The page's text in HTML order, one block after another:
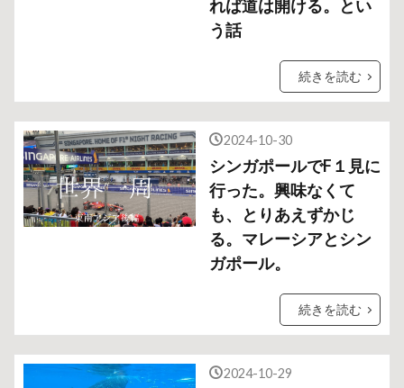
れば道は開ける。とい
う話
続きを読む
2024-10-30
シンガポールでF１見に
行った。興味なくて
も、とりあえずかじ
る。マレーシアとシン
ガポール。
続きを読む
2024-10-29